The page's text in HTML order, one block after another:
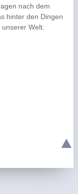
nach dem
hinter den Dingen
Welt.